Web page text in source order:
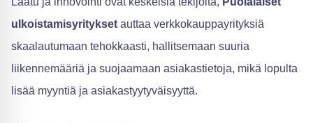
ulkoistamisyritykset auttaa verkkokauppayrityksiä
skaalautumaan tehokkaasti, hallitsemaan suuria
liikennemääriä ja suojaamaan asiakastietoja, mikä lopulta
lisää myyntiä ja asiakastyytyväisyyttä.